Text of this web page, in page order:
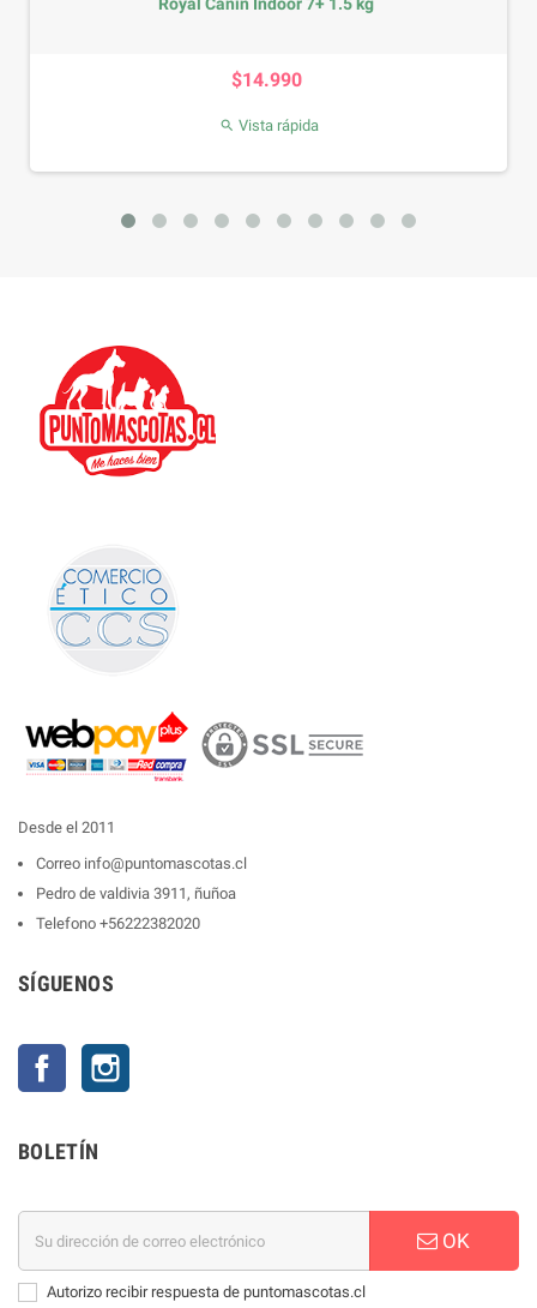
Desde el 2011
Correo info@puntomascotas.cl
Pedro de valdivia 3911, ñuñoa
Telefono +56222382020
SÍGUENOS
Facebook
BOLETÍN
OK
Autorizo recibir respuesta de puntomascotas.cl